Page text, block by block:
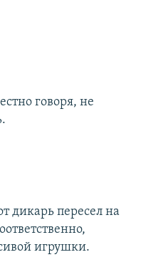
говоря, не
дикарь пересел на
игрушки.